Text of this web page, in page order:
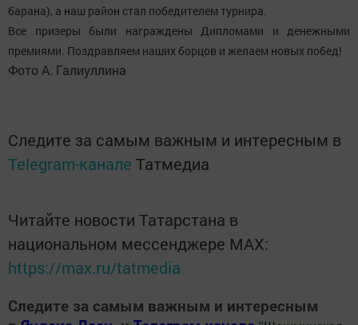
барана), а наш район стал победителем турнира.
Все призеры были награждены Дипломами и денежными
премиями. Поздравляем наших борцов и желаем новых побед!
Фото А. Галиуллина
Следите за самым важным и интересным в
Telegram-канале Татмедиа
Читайте новости Татарстана в
национальном мессенджере MАХ:
https://max.ru/tatmedia
Следите за самым важным и интересным